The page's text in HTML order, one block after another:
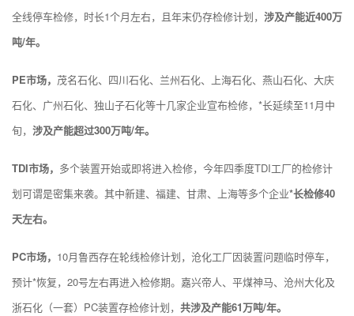
全线停车检修，时长1个月左右，且年末仍存检修计划， 涉及产能近400万
吨/年。
PE市场， 茂名石化、四川石化、兰州石化、上海石化、燕山石化、大庆
石化、广州石化、独山子石化等十几家企业宣布检修，*长延续至11月中
旬， 涉及产能超过300万吨/年。
TDI市场， 多个装置开始或即将进入检修，今年四季度TDI工厂的检修计
划可谓是密集来袭。其中新建、福建、甘肃、上海等多个企业*长检修40
天左右。
PC市场， 10月鲁西存在轮线检修计划，沧化工厂因装置问题临时停车，
预计*恢复，20号左右再进入检修期。嘉兴帝人、平煤神马、沧州大化及
浙石化（一套）PC装置存检修计划， 共涉及产能61万吨/年。